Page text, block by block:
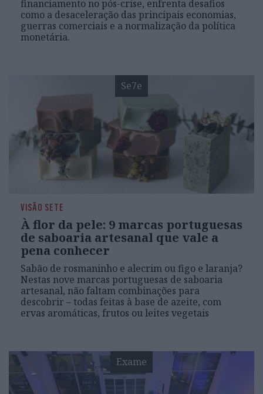
financiamento no pós-crise, enfrenta desafios
como a desaceleração das principais economias,
guerras comerciais e a normalização da política
monetária.
Se7e
VISÃO SETE
À flor da pele: 9 marcas portuguesas
de saboaria artesanal que vale a
pena conhecer
Sabão de rosmaninho e alecrim ou figo e laranja?
Nestas nove marcas portuguesas de saboaria
artesanal, não faltam combinações para
descobrir – todas feitas à base de azeite, com
ervas aromáticas, frutos ou leites vegetais
Exame